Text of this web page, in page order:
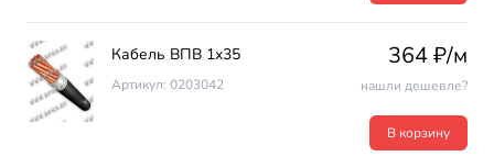
Кабель ВПВ 1х35
Артикул: 0203042
364 ₽/м
нашли дешевле?
В корзину